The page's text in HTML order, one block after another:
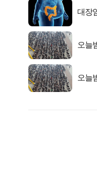
대장
오늘
오늘